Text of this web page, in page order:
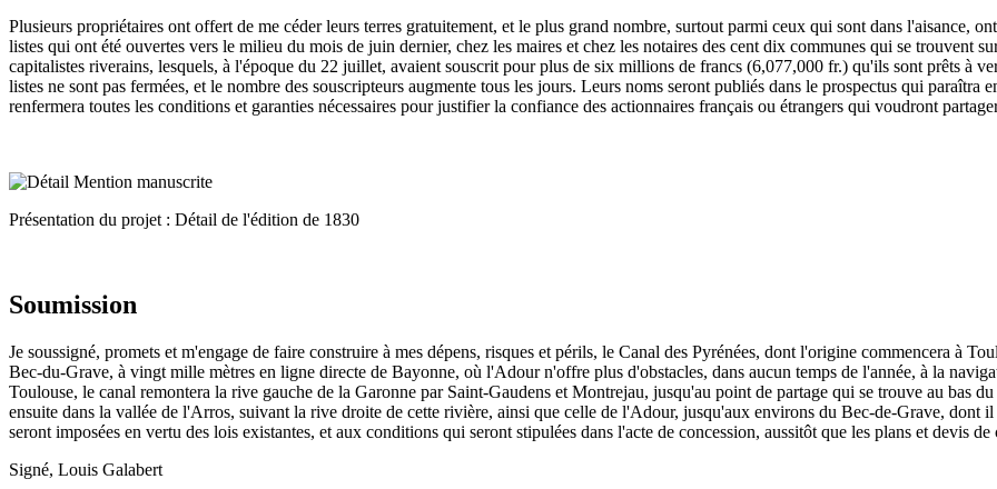
Plusieurs propriétaires ont offert de me céder leurs terres gratuitement, et le plus grand nombre, surtout parmi ceux qui sont dans l'aisance,
listes qui ont été ouvertes vers le milieu du mois de juin dernier, chez les maires et chez les notaires des cent dix communes qui se trouvent
capitalistes riverains, lesquels, à l'époque du 22 juillet, avaient souscrit pour plus de six millions de francs (6,077,000 fr.) qu'ils sont prêts à
listes ne sont pas fermées, et le nombre des souscripteurs augmente tous les jours. Leurs noms seront publiés dans le prospectus qui
renfermera toutes les conditions et garanties nécessaires pour justifier la confiance des actionnaires français ou étrangers qui voudront
Présentation du projet : Détail de l'édition de 1830
Soumission
Je soussigné, promets et m'engage de faire construire à mes dépens, risques et périls, le Canal des Pyrénées, dont l'origine commencera à
Bec-du-Grave, à vingt mille mètres en ligne directe de Bayonne, où l'Adour n'offre plus d'obstacles, dans aucun temps de l'année, à la
Toulouse, le canal remontera la rive gauche de la Garonne par Saint-Gaudens et Montrejau, jusqu'au point de partage qui se trouve au bas
ensuite dans la vallée de l'Arros, suivant la rive droite de cette rivière, ainsi que celle de l'Adour, jusqu'aux environs du Bec-de-Grave, dont
seront imposées en vertu des lois existantes, et aux conditions qui seront stipulées dans l'acte de concession, aussitôt que les plans et devis
Signé, Louis Galabert